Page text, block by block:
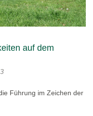
auf dem
Führung im Zeichen der